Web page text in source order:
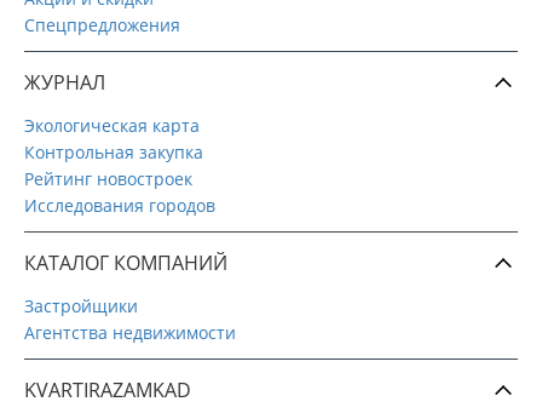
Спецпредложения
ЖУРНАЛ
Экологическая карта
Контрольная закупка
Рейтинг новостроек
Исследования городов
КАТАЛОГ КОМПАНИЙ
Застройщики
Агентства недвижимости
KVARTIRAZAMKAD